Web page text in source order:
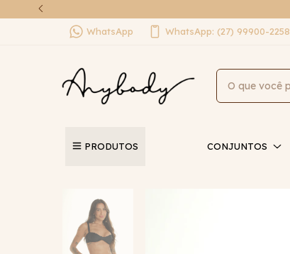
WhatsApp WhatsApp: (27) 99900-2258
PRODUTOS CONJUNTOS